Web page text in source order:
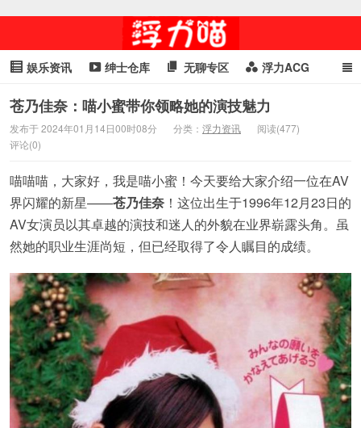
娱乐资讯 绅士仓库 无聊专区 浮力ACG
浮力GIF 明星头条 浮力资讯 头条女神 萌妹专区
cosplay
苍乃佳奈：喵小蜜带你领略她的演技魅力
发布于 2024年01月14日00时08分 分类： 浮力资讯
阅读(477)
评论(0)
喵喵喵，大家好，我是喵小蜜！今天要给大家介绍一位在AV
界闪耀的新星——苍乃佳奈 ！这位出生于1996年12月23日的
AV女演员以其卓越的演技和迷人的外貌在业界崭露头角。虽
然她的职业生涯尚短，但已经取得了令人瞩目的成绩。